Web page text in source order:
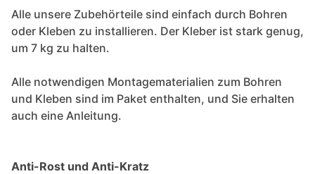
Alle unsere Zubehörteile sind einfach durch Bohren
oder Kleben zu installieren. Der Kleber ist stark genug,
um 7 kg zu halten.
Alle notwendigen Montagematerialien zum Bohren
und Kleben sind im Paket enthalten, und Sie erhalten
auch eine Anleitung.
Anti-Rost und Anti-Kratz